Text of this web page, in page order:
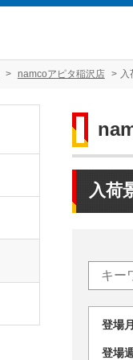
namcoアピタ稲沢店 入
入荷
登
登